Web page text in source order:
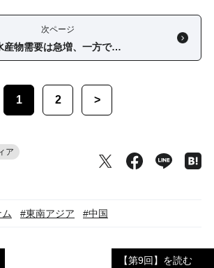
次ページ
産物需要は急増、一方で…
1 2 >
ア
#東南アジア #中国
【第9回】を読む